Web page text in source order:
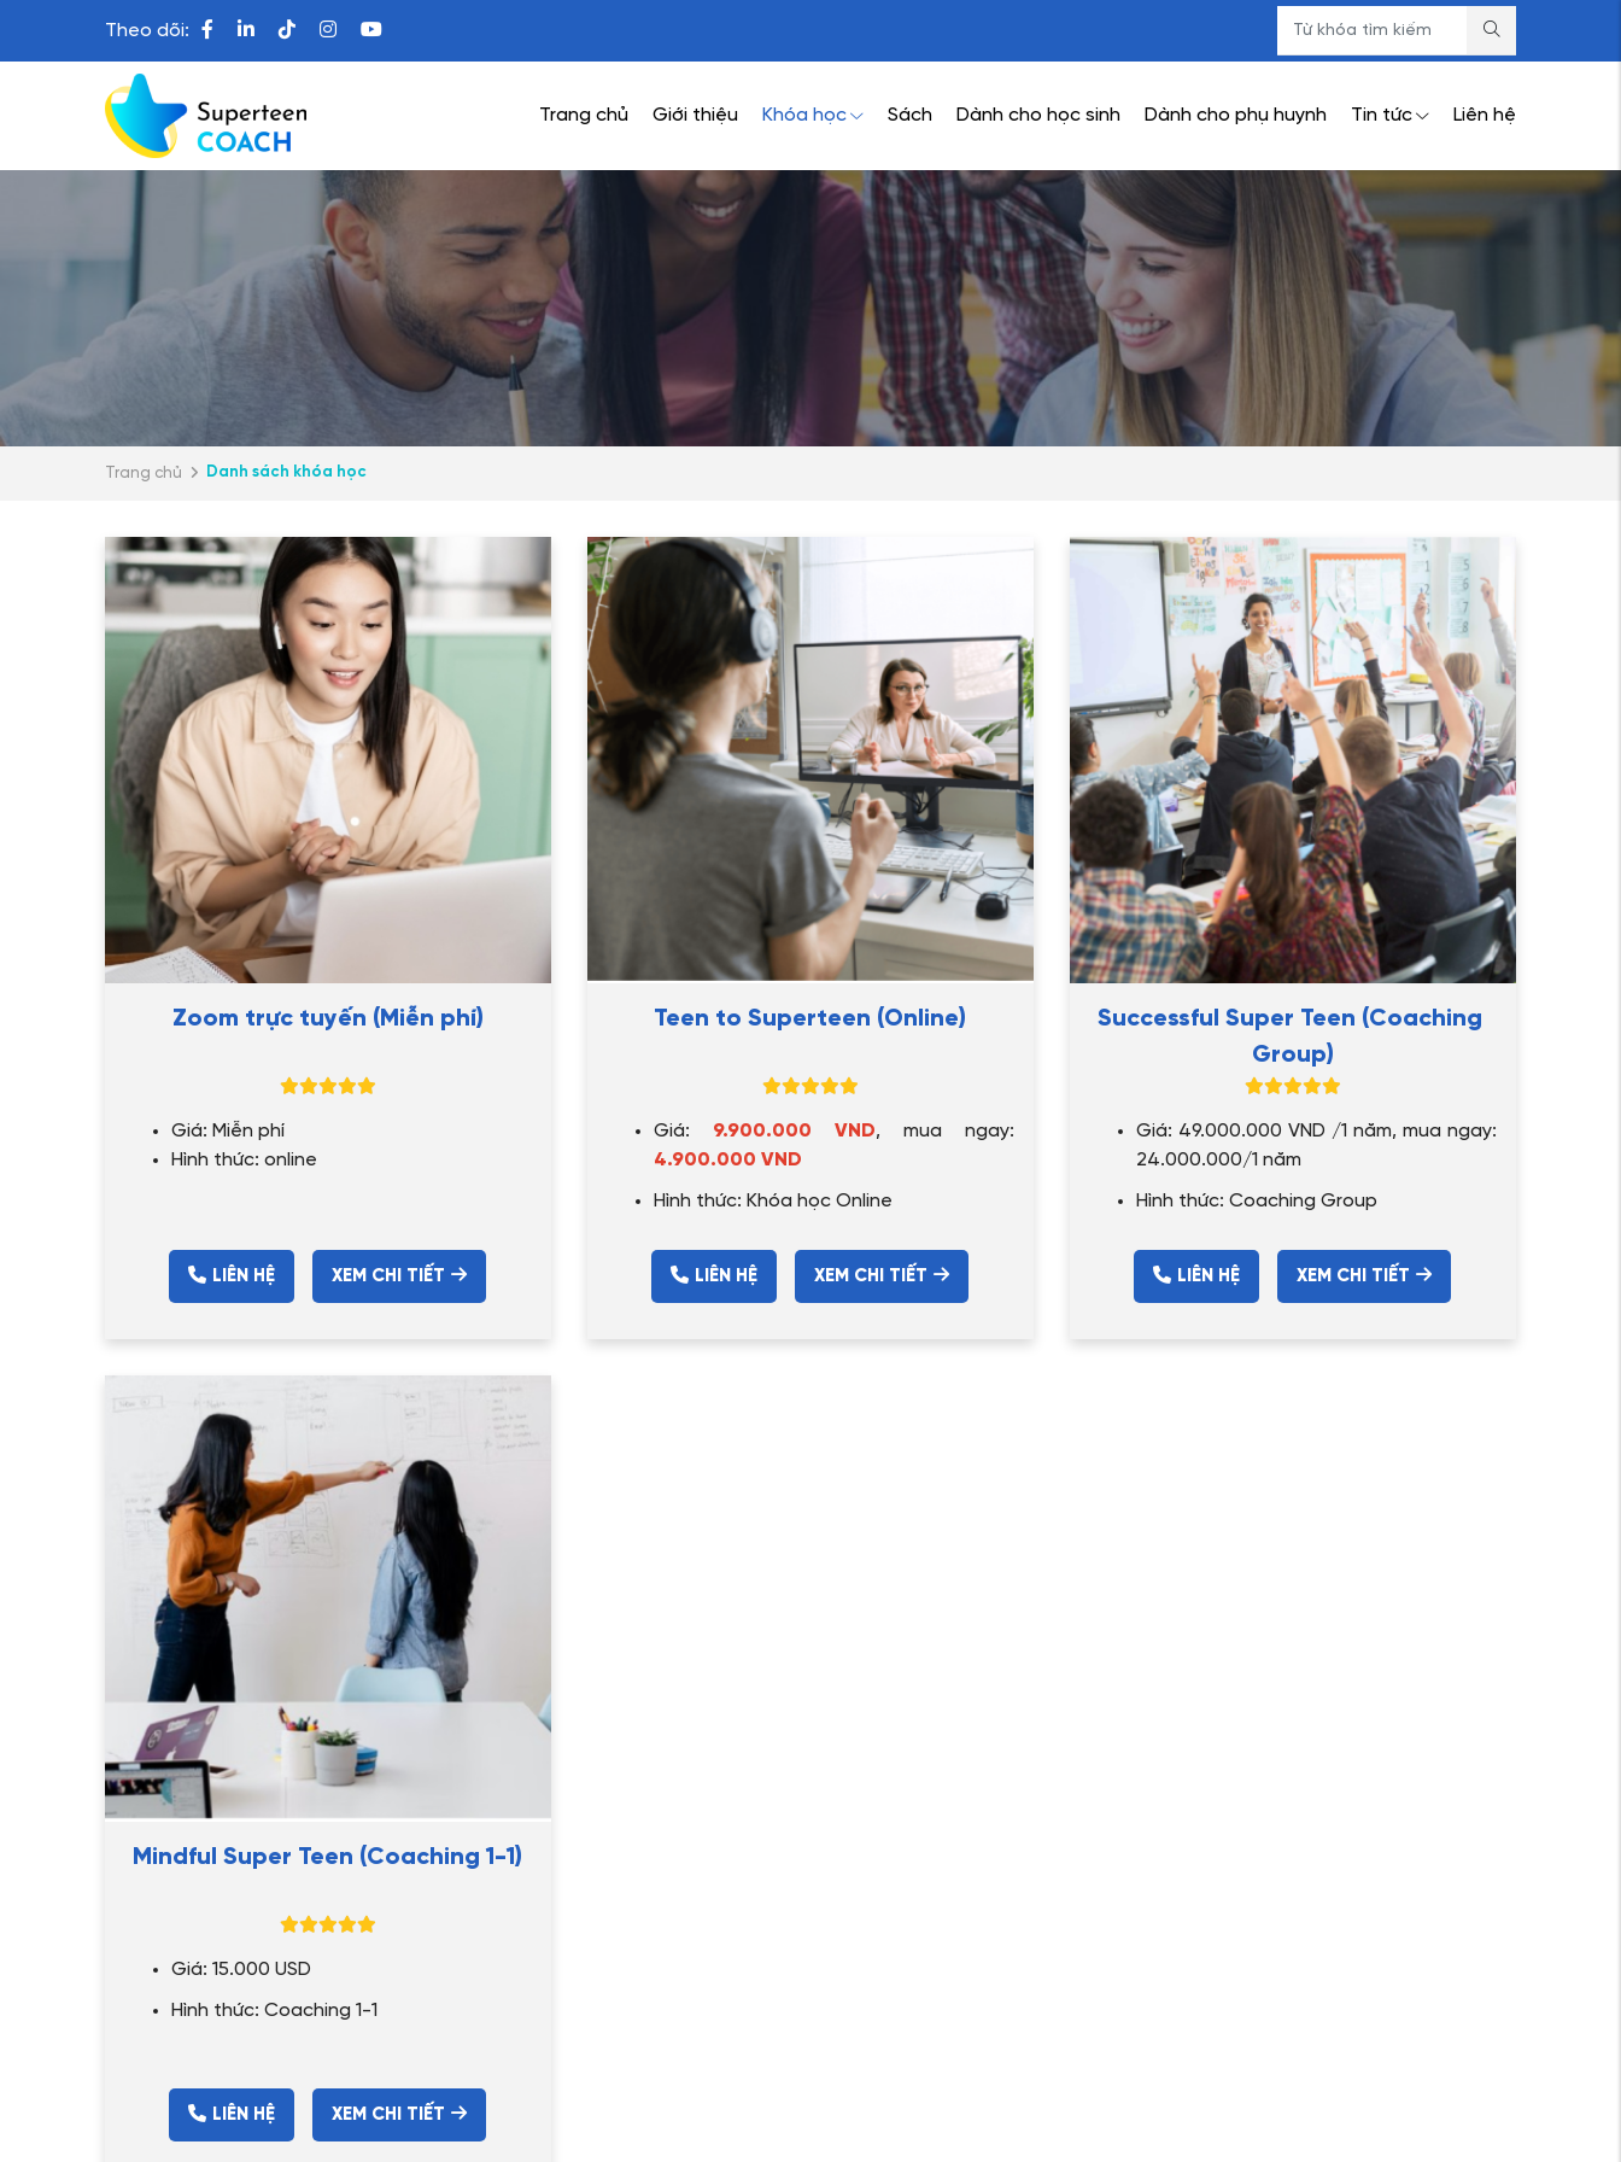
Theo dõi:
Trang chủ Giới thiệu Khóa học Sách Dành cho học sinh Dành cho phụ huynh Tin tức Liên hệ
Trang chủ Danh sách khóa học
Zoom trực tuyến (Miễn phí)
Giá: Miễn phí
Hình thức: online
LIÊN HỆ XEM CHI TIẾT
Teen to Superteen (Online)
Giá: 9.900.000 VND, mua ngay:
4.900.000 VND
Hình thức: Khóa học Online
LIÊN HỆ XEM CHI TIẾT
Successful Super Teen (Coaching
Group)
Giá: 49.000.000 VND /1 năm, mua ngay:
24.000.000/1 năm
Hình thức: Coaching Group
LIÊN HỆ XEM CHI TIẾT
Mindful Super Teen (Coaching 1-1)
Giá: 15.000 USD
Hình thức: Coaching 1-1
LIÊN HỆ XEM CHI TIẾT